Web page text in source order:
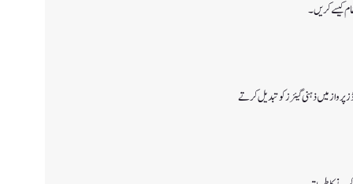
کیسے کریں۔
میں ذہنی گیئرز کو تبدیل کرتے